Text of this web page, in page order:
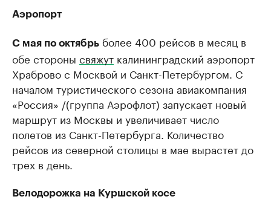
Аэропорт
С мая по октябрь более 400 рейсов в месяц в
обе стороны свяжут калининградский аэропорт
Храброво с Москвой и Санкт-Петербургом. С
началом туристического сезона авиакомпания
«Россия» /(группа Аэрофлот) запускает новый
маршрут из Москвы и увеличивает число
полетов из Санкт-Петербурга. Количество
рейсов из северной столицы в мае вырастет до
трех в день.
Велодорожка на Куршской косе